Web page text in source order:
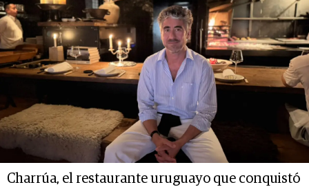
Charrúa, el restaurante uruguayo que conquistó